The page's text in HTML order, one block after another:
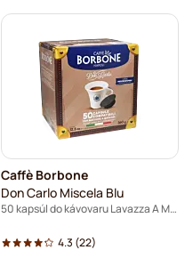
Caffè Borbone
Don Carlo Miscela Blu
50 kapsúl do kávovaru Lavazza A Modo Mio
4.3 (22)